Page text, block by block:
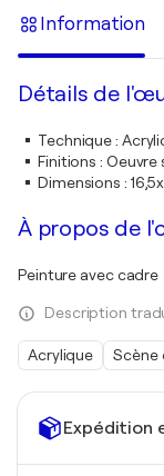
Expédition
Information
Détails de
Technique:
Finitions : Oeuvre
Dimensions :
À propos de
Peinture avec cadre
Description
Acrylique Scène